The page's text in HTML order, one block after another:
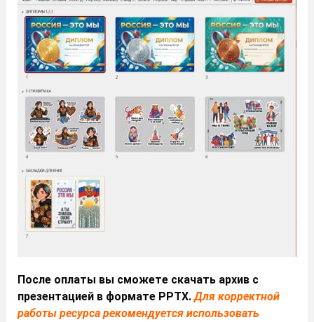
После оплаты вы сможете скачать архив с
презентацией в формате PPTX.Для корректной
работы ресурса рекомендуется использовать